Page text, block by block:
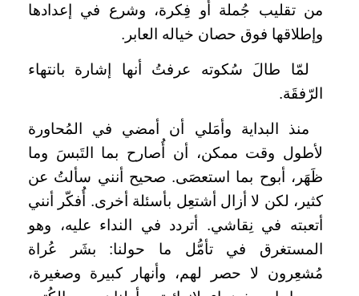
من تقليب جُملة أو فِكرة، وشرع في إعدادها
وإطلاقها فوق حصان خياله العابر.
لمّا طالَ سُكوته عرفتُ أنها إشارة بانتهاء
الرّفقَة.
منذ البداية وأمَلي أن أمضي في المُحاورة
لأطول وقت ممكن، أن أُصارح بما التَبسَ وما
ظَهَر، أبوح بما استعصَى. صحيح أنني سألتُ عن
كثير، لكن لا أزال أشتعِل بأسئلة أخرى. أُفكّر أنني
أتعبته في نِقاشي. أتردد في النداء عليه، وهو
المستغرق في تأمُّل ما حولنا: بشَر عُراة
مُشعِرون لا حصر لهم، وأنهار كبيرة وصغيرة،